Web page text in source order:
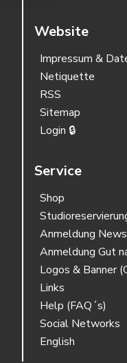
Website
Impressum &
Netiquette
RSS
Sitemap
Login 🔒
Service
Shop
Anmeldung
Anmeldung Gut
Logos & Banner
Links
Help (FAQ´s)
Social Networks
English